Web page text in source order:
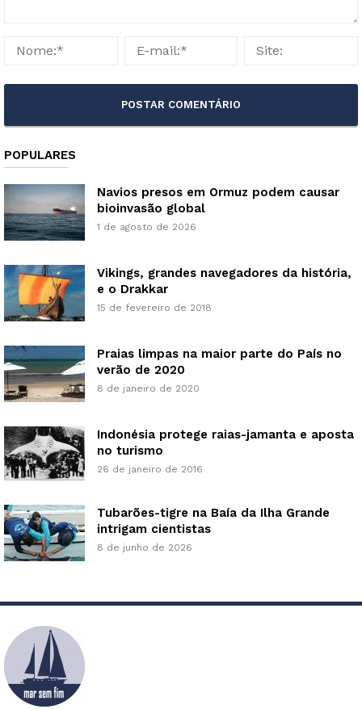
POPULARES
Navios presos em Ormuz podem causar
bioinvasão global
1 de agosto de 2026
Vikings, grandes navegadores da história,
e o Drakkar
15 de fevereiro de 2018
Praias limpas na maior parte do País no
verão de 2020
8 de janeiro de 2020
Indonésia protege raias-jamanta e aposta
no turismo
26 de janeiro de 2016
Tubarões-tigre na Baía da Ilha Grande
intrigam cientistas
8 de junho de 2026